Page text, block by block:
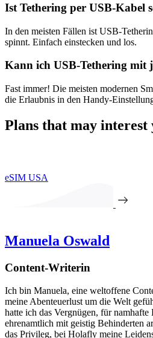
Ist Tethering per USB-Kabel
In den meisten Fällen ist USB-
spinnt. Einfach einstecken und los.
Kann ich USB-Tethering mit
Fast immer! Die meisten modernen
die Erlaubnis in den Handy-
Plans that may interest
eSIM USA
Manuela Oswald
Content-Writerin
Ich bin Manuela, eine weltoffene
meine Abenteuerlust um die Welt
hatte ich das Vergnügen, für
ehrenamtlich mit geistig Behinderten
das Privileg, bei Holafly meine